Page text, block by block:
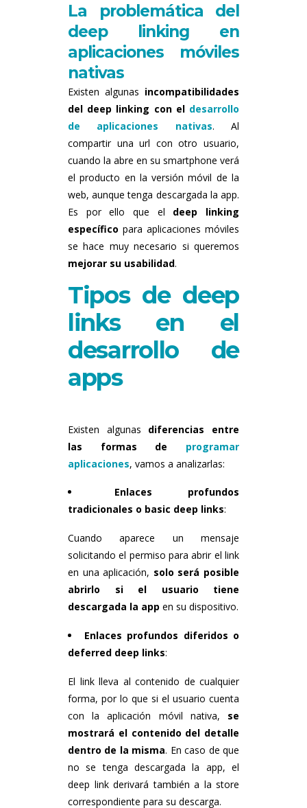
La problemática del
deep linking en
aplicaciones móviles
nativas
Existen algunas incompatibilidades
del deep linking con el desarrollo
de aplicaciones nativas. Al
compartir una url con otro usuario,
cuando la abre en su smartphone verá
el producto en la versión móvil de la
web, aunque tenga descargada la app.
Es por ello que el deep linking
específico para aplicaciones móviles
se hace muy necesario si queremos
mejorar su usabilidad.
Tipos de deep
links en el
desarrollo de
apps
Existen algunas diferencias entre
las formas de programar
aplicaciones, vamos a analizarlas:
Enlaces profundos
tradicionales o basic deep links:
Cuando aparece un mensaje
solicitando el permiso para abrir el link
en una aplicación, solo será posible
abrirlo si el usuario tiene
descargada la app en su dispositivo.
Enlaces profundos diferidos o
deferred deep links:
El link lleva al contenido de cualquier
forma, por lo que si el usuario cuenta
con la aplicación móvil nativa, se
mostrará el contenido del detalle
dentro de la misma. En caso de que
no se tenga descargada la app, el
deep link derivará también a la store
correspondiente para su descarga.